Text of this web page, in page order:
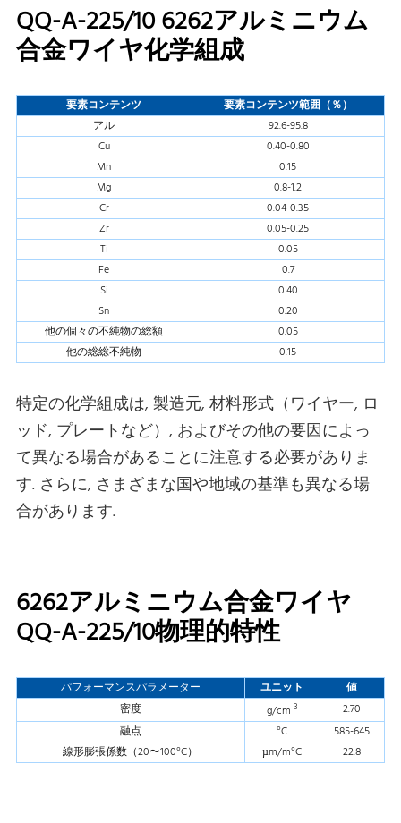
QQ-A-225/10 6262アルミニウム
合金ワイヤ化学組成
要素コンテンツ
要素コンテンツ範囲（％）
アル
92.6-95.8
Cu
0.40-0.80
Mn
0.15
Mg
0.8-1.2
Cr
0.04-0.35
Zr
0.05-0.25
Ti
0.05
Fe
0.7
Si
0.40
Sn
0.20
他の個々の不純物の総額
0.05
他の総総不純物
0.15
特定の化学組成は, 製造元, 材料形式（ワイヤー, ロ
ッド, プレートなど）, およびその他の要因によっ
て異なる場合があることに注意する必要がありま
す. さらに, さまざまな国や地域の基準も異なる場
合があります.
6262アルミニウム合金ワイヤ
QQ-A-225/10物理的特性
パフォーマンスパラメーター ユニット
値
密度
g/cm 3
2.70
融点
°C
585-645
線形膨張係数（20〜100°C）
µm/m°C 22.8